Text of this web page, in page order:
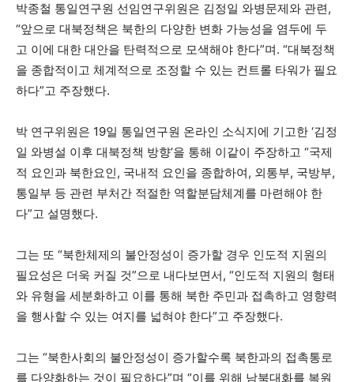
박종철 통일연구원 선임연구위원은 김정일 와병문제와 관련,
“앞으로 대북정책은 북한의 다양한 변화 가능성을 염두에 두
고 이에 대한 대안을 탄력적으로 모색해야 한다”며. “대북정책
을 종합적이고 체계적으로 조정할 수 있는 컨트롤 타워가 필요
하다”고 주장했다.
박 연구위원은 19일 통일연구원 온라인 소식지에 기고한 ‘김정
일 와병설 이후 대북정책 방향’을 통해 이같이 주장하고 “국제
적 요인과 북한요인, 국내적 요인을 종합하여, 외통부, 국방부,
통일부 등 관련 부처간 적절한 역할분담체계를 마련해야 한
다”고 설명했다.
그는 또 “북한체제의 불안정성이 증가할 경우 인도적 지원의
필요성은 더욱 커질 것”으로 내다보면서, “인도적 지원의 형태
와 유형을 세분화하고 이를 통해 북한 주민과 접촉하고 영향력
을 행사할 수 있는 여지를 넓혀야 한다”고 주장했다.
그는 “북한사회의 불안정성이 증가할수록 북한과의 접촉통로
를 다양화하는 것이 필요하다”며 “이를 위해 남북대화를 복원